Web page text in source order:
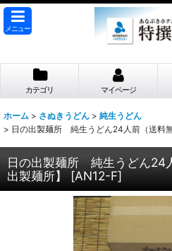
メニュー
カテゴリ マイページ
ホーム > さぬきうどん > 純生うどん
> 日の出製麺所 純生うどん24人前（送料
日の出製麺所 純生うどん24
出製麺所】
[AN12-F]